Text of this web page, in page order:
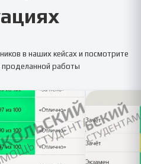
в наших кейсах и посмотрите
работы